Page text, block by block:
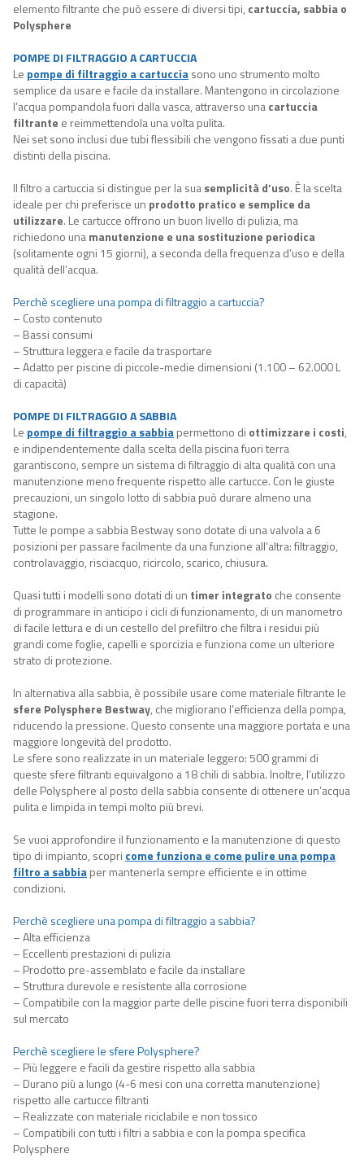
elemento filtrante che può essere di diversi tipi, cartuccia, sabbia o
Polysphere
POMPE DI FILTRAGGIO A CARTUCCIA
Le pompe di filtraggio a cartucciasono uno strumento molto
semplice da usare e facile da installare. Mantengono in circolazione
l’acqua pompandola fuori dalla vasca, attraverso unacartuccia
filtrante e reimmettendola una volta pulita.
Nei set sono inclusi due tubi flessibili che vengono fissati a due punti
distinti della piscina.
Il filtro a cartuccia si distingue per la suasemplicità d’uso. È la scelta
ideale per chi preferisce un prodotto pratico e semplice da
utilizzare. Le cartucce offrono un buon livello di pulizia, ma
richiedono unamanutenzione e una sostituzione periodica
(solitamente ogni 15 giorni), a seconda della frequenza d’uso e della
qualità dell’acqua.
Perchè scegliere una pompa di filtraggio a cartuccia?
– Costo contenuto
– Bassi consumi
– Struttura leggera e facile da trasportare
– Adatto per piscine di piccole-medie dimensioni (1.100 – 62.000 L
di capacità)
POMPE DI FILTRAGGIO A SABBIA
Le pompe di filtraggio a sabbiapermettono di ottimizzare i costi,
e indipendentemente dalla scelta della piscina fuori terra
garantiscono, sempre un sistema di filtraggio di alta qualità con una
manutenzione meno frequente rispetto alle cartucce. Con le giuste
precauzioni, un singolo lotto di sabbia può durare almeno una
stagione.
Tutte le pompe a sabbia Bestway sono dotate di una valvola a 6
posizioni per passare facilmente da una funzione all’altra: filtraggio,
controlavaggio, risciacquo, ricircolo, scarico, chiusura.
Quasi tutti i modelli sono dotati di un timer integrato che consente
di programmare in anticipo i cicli di funzionamento, di un manometro
di facile lettura e di un cestello del prefiltro che filtra i residui più
grandi come foglie, capelli e sporcizia e funziona come un ulteriore
strato di protezione.
In alternativa alla sabbia, è possibile usare come materiale filtrante le
sfere Polysphere Bestway, che migliorano l’efficienza della pompa,
riducendo la pressione. Questo consente una maggiore portata e una
maggiore longevità del prodotto.
Le sfere sono realizzate in un materiale leggero: 500 grammi di
queste sfere filtranti equivalgono a 18 chili di sabbia. Inoltre, l’utilizzo
delle Polysphere al posto della sabbia consente di ottenere un’acqua
pulita e limpida in tempi molto più brevi.
Se vuoi approfondire il funzionamento e la manutenzione di questo
tipo di impianto, scopri come funziona e come pulire una pompa
filtro a sabbiaper mantenerla sempre efficiente e in ottime
condizioni.
Perchè scegliere una pompa di filtraggio a sabbia?
– Alta efficienza
– Eccellenti prestazioni di pulizia
– Prodotto pre-assemblato e facile da installare
– Struttura durevole e resistente alla corrosione
– Compatibile con la maggior parte delle piscine fuori terra disponibili
sul mercato
Perchè scegliere le sfere Polysphere?
– Più leggere e facili da gestire rispetto alla sabbia
– Durano più a lungo (4-6 mesi con una corretta manutenzione)
rispetto alle cartucce filtranti
– Realizzate con materiale riciclabile e non tossico
– Compatibili con tutti i filtri a sabbia e con la pompa specifica
Polysphere